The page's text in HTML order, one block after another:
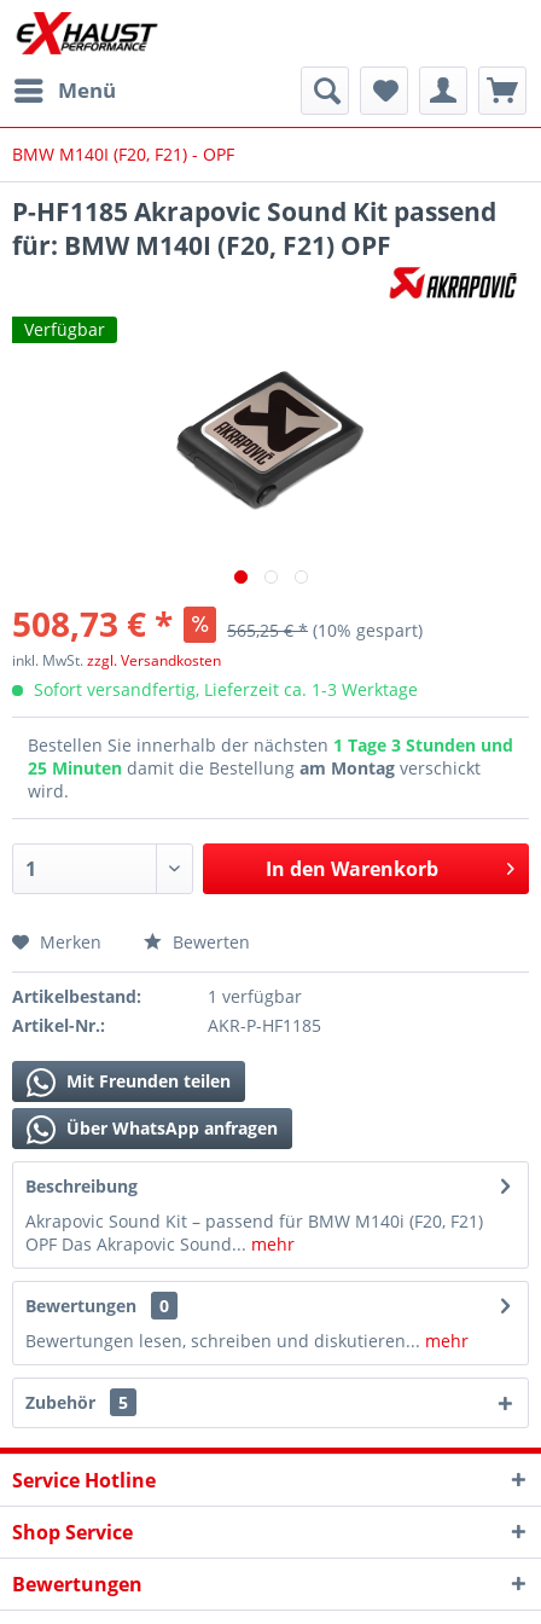
Menü
BMW M140I (F20, F21) - OPF
P-HF1185 Akrapovic Sound Kit passend
für: BMW M140I (F20, F21) OPF
Verfügbar
508,73 € * 565,25 € * (10% gespart)
inkl. MwSt.zzgl. Versandkosten
Sofort versandfertig, Lieferzeit ca. 1-3 Werktage
Bestellen Sie innerhalb der nächsten 1 Tage 3 Stunden und
25 Minuten damit die Bestellung am Montag verschickt
wird.
In den Warenkorb
Merken Bewerten
Artikelbestand:
1 verfügbar
Artikel-Nr.:
AKR-P-HF1185
Mit Freunden teilen
Über WhatsApp anfragen
Beschreibung
Akrapovic Sound Kit – passend für BMW M140i (F20, F21)
OPF Das Akrapovic Sound... mehr
Bewertungen
0
Bewertungen lesen, schreiben und diskutieren... mehr
Zubehör 5
Service Hotline
Shop Service
Bewertungen